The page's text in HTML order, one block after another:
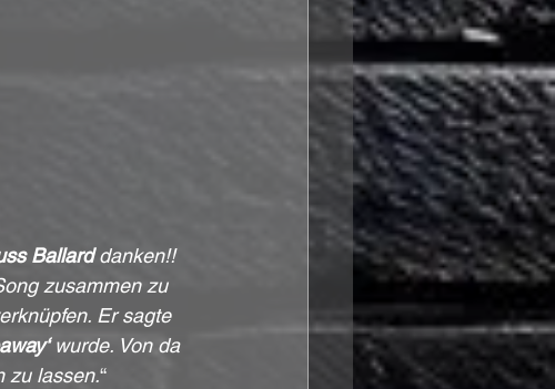
Ballard danken!!
zusammen zu
Er sagte
wurde. Von da
zu lassen.“